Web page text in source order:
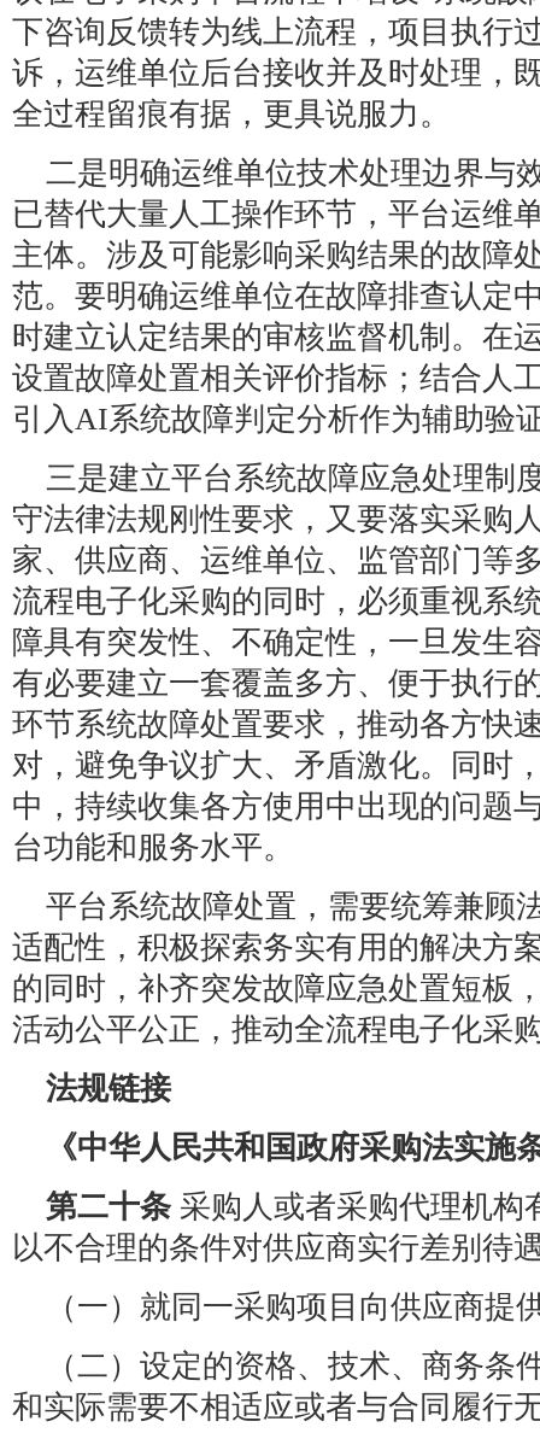
下咨询反馈转为线上流程，项目执行
诉，运维单位后台接收并及时处理，
全过程留痕有据，更具说服力。
二是明确运维单位技术处理边界与
已替代大量人工操作环节，平台运维
主体。涉及可能影响采购结果的故障
范。要明确运维单位在故障排查认定
时建立认定结果的审核监督机制。在
设置故障处置相关评价指标；结合人
引入AI系统故障判定分析作为辅助验
三是建立平台系统故障应急处理制
守法律法规刚性要求，又要落实采购
家、供应商、运维单位、监管部门等
流程电子化采购的同时，必须重视系
障具有突发性、不确定性，一旦发生
有必要建立一套覆盖多方、便于执行
环节系统故障处置要求，推动各方快
对，避免争议扩大、矛盾激化。同时
中，持续收集各方使用中出现的问题
台功能和服务水平。
平台系统故障处置，需要统筹兼顾
适配性，积极探索务实有用的解决方
的同时，补齐突发故障应急处置短板
活动公平公正，推动全流程电子化采
法规链接
《中华人民共和国政府采购法实施
第二十条 采购人或者采购代理机构
以不合理的条件对供应商实行差别待
（一）就同一采购项目向供应商提
（二）设定的资格、技术、商务条
和实际需要不相适应或者与合同履行